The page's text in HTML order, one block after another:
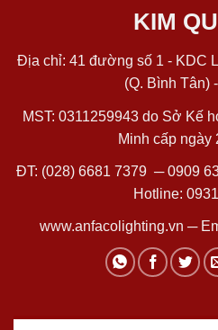
KIM
Địa chỉ: 41 đường số 1 - KDC
(Q. Bình Tân)
MST: 0311259943 do Sở Kế
Minh cấp ngày
ĐT: (028) 6681 7379 ─0909
Hotline:
www.anfacolighting.vn ─